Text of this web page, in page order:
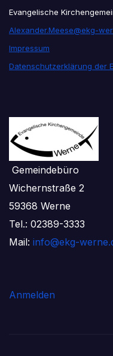
Evangelische
Alexander.Meese@ekg-
Impressum
Datenschutzerklärung der
Gemeindebüro
Wichernstraße 2
59368 Werne
Tel.: 02389-3333
Mail: info@ekg-
Anmelden